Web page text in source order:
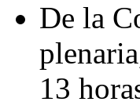
De la
13